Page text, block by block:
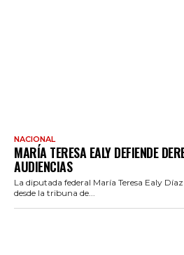
NACIONAL
MARÍA TERESA EALY DEFIENDE
AUDIENCIAS
La diputada federal María Teresa Ealy
desde la tribuna de...